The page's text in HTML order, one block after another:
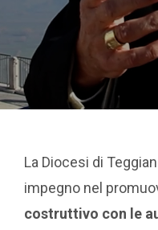
La Diocesi di
impegno nel
costruttivo con le